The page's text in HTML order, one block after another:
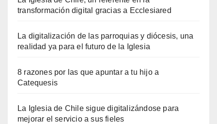
transformación digital gracias a Ecclesiared
La digitalización de las parroquias y diócesis, una
realidad ya para el futuro de la Iglesia
8 razones por las que apuntar a tu hijo a
Catequesis
La Iglesia de Chile sigue digitalizándose para
mejorar el servicio a sus fieles